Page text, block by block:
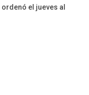
el jueves al